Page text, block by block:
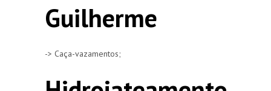
Guilherme
-> Caça-vazamentos;